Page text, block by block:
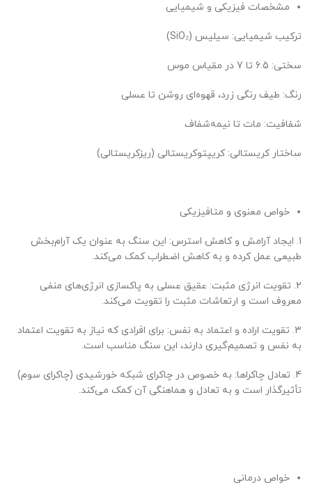
مشخصات فیزیکی و شیمیایی
ترکیب شیمیایی: سیلیس (SiO₂)
سختی: 6.5 تا 7 در مقیاس موس
رنگ: طیف رنگی زرد، قهوه‌ای روشن تا عسلی
شفافیت: مات تا نیمه‌شفاف
ساختار کریستالی: کریپتوکریستالی (ریزکریستالی)
خواص معنوی و متافیزیکی
1. ایجاد آرامش و کاهش استرس: این سنگ به عنوان یک آرام‌بخش
طبیعی عمل کرده و به کاهش اضطراب کمک می‌کند.
2. تقویت انرژی مثبت: عقیق عسلی به پاکسازی انرژی‌های منفی
معروف است و ارتعاشات مثبت را تقویت می‌کند.
3. تقویت اراده و اعتماد به نفس: برای افرادی که نیاز به تقویت اعتماد
به نفس و تصمیم‌گیری دارند، این سنگ مناسب است.
4. تعادل چاکراها: به خصوص در چاکرای شبکه خورشیدی (چاکرای سوم)
تأثیرگذار است و به تعادل و هماهنگی آن کمک می‌کند.
خواص درمانی